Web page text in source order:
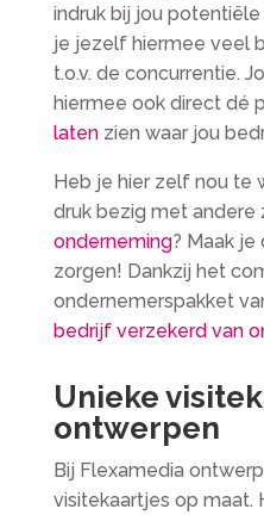
indruk bij jou
je jezelf hiermee veel
t.o.v. de concurrentie.
hiermee ook direct dé
latenzien waar jou
Heb je hier zelf nou te
druk bezig met andere
onderneming? Maak je
zorgen! Dankzij het
ondernemerspakket
bedrijf verzekerd van
Unieke
ontwerpen
Bij Flexamedia
visitekaartjes op maat.